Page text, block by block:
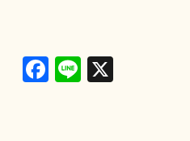
Facebook
Line